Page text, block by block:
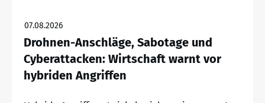
07.08.2026
Drohnen-Anschläge, Sabotage und
Cyberattacken: Wirtschaft warnt vor
hybriden Angriffen